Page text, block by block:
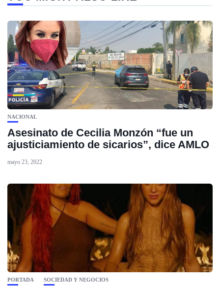
NACIONAL
Asesinato de Cecilia Monzón “fue un
ajusticiamiento de sicarios”, dice AMLO
mayo 23, 2022
PORTADA SOCIEDAD Y NEGOCIOS